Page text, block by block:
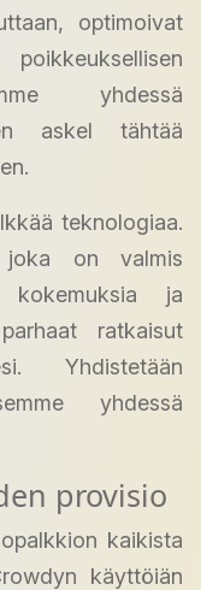
optimoivat
yhdessä
askel tähtää
teknologiaa.
joka on valmis
kokemuksia ja
ratkaisut
Yhdistetään
yhdessä
provisio
kaikista
käyttöiän